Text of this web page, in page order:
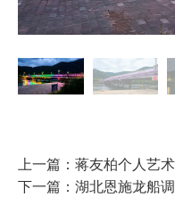
上一篇：蒋友柏个人艺
下一篇：湖北恩施龙船调